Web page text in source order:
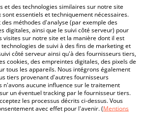
et des technologies similaires sur notre site
essentiels et techniquement nécessaires.
méthodes d'analyse (par exemple des
digitales, ainsi que le suivi côté serveur) pour
visites sur notre site et la manière dont il est
de suivi à des fins de marketing et
côté serveur ainsi qu'à des fournisseurs tiers,
cookies, des empreintes digitales, des pixels de
tous les appareils. Nous intégrons également
tiers provenant d'autres fournisseurs
n'avons aucune influence sur le traitement
un éventuel tracking par le fournisseur tiers.
les processus décrits ci-dessus. Vous
avec effet pour l'avenir. (Mentions